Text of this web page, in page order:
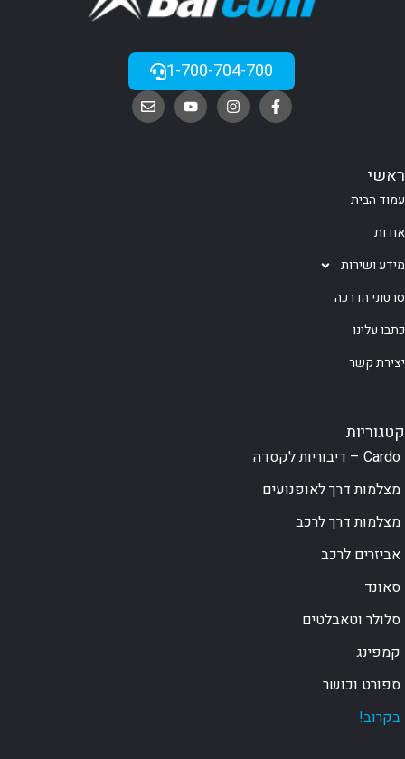
1-700-704-700
ראשי
עמוד הבית
אודות
מידע ושירות
סרטוני הדרכה
כתבו עלינו
יצירת קשר
קטגוריות
Cardo – דיבוריות לקסדה
מצלמות דרך לאופנועים
מצלמות דרך לרכב
אביזרים לרכב
סאונד
סלולר וטאבלטים
קמפינג
ספורט וכושר
בקרוב!